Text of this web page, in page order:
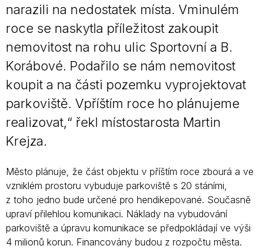
narazili na nedostatek místa. Vminulém
roce se naskytla příležitost zakoupit
nemovitost na rohu ulic Sportovní a B.
Korábové. Podařilo se nám nemovitost
koupit a na části pozemku vyprojektovat
parkoviště. Vpříštím roce ho plánujeme
realizovat,“ řekl místostarosta Martin
Krejza.
Město plánuje, že část objektu v příštím roce zbourá a ve
vzniklém prostoru vybuduje parkoviště s 20 stáními,
z toho jedno bude určené pro hendikepované. Současně
upraví přilehlou komunikaci. Náklady na vybudování
parkoviště a úpravu komunikace se předpokládají ve výši
4 milionů korun. Financovány budou z rozpočtu města.